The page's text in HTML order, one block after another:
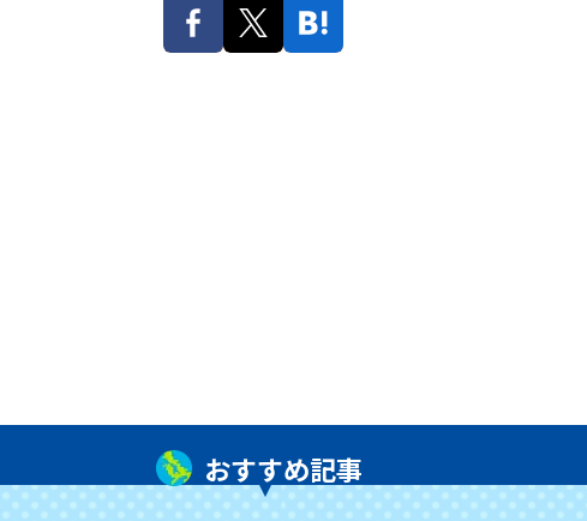
おすすめ記事